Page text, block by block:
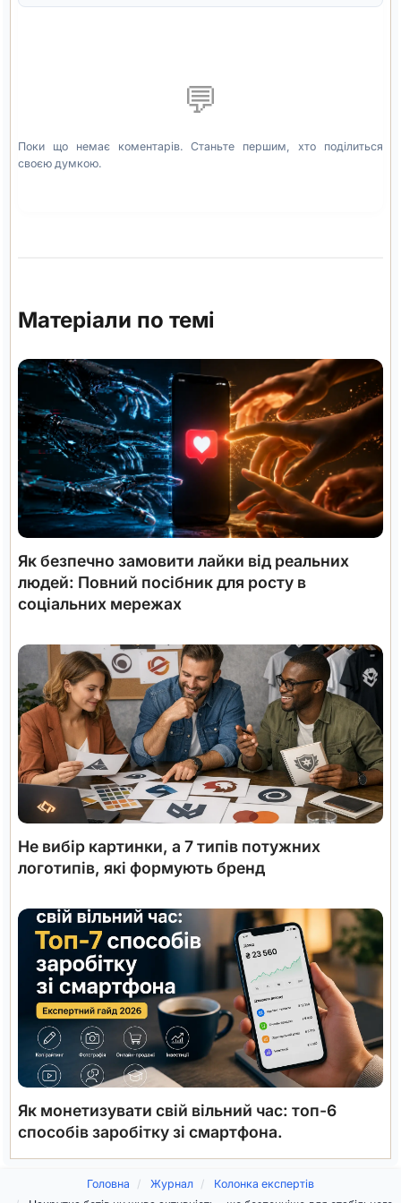
💬
Поки що немає коментарів. Станьте першим, хто поділиться
своєю думкою.
Матеріали по темі
Як безпечно замовити лайки від реальних
людей: Повний посібник для росту в
соціальних мережах
Не вибір картинки, а 7 типів потужних
логотипів, які формують бренд
Як монетизувати свій вільний час: топ-6
способів заробітку зі смартфона.
Головна Журнал
Колонка експертів